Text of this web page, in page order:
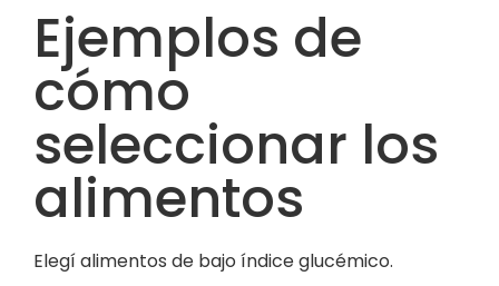
Ejemplos de
cómo
seleccionar los
alimentos
Elegí alimentos de bajo índice glucémico.